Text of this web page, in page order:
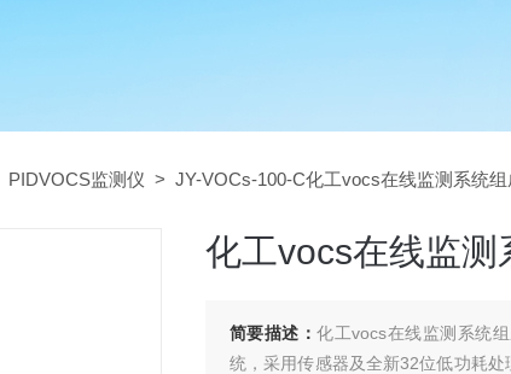
PIDVOCS监测仪 > JY-VOCs-100-C化工vocs在线监测系统组
化工vocs在线监测
简要描述： 化工vocs在线监测系统
统，采用传感器及全新32位低功耗